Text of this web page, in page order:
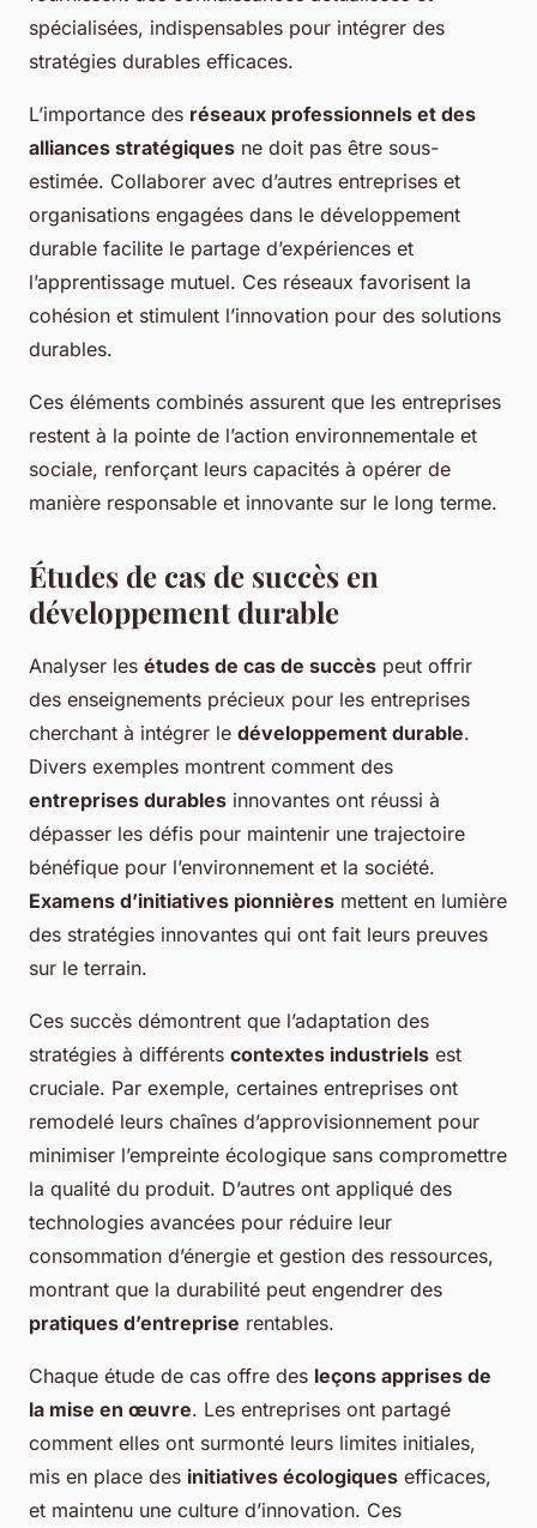
spécialisées, indispensables pour intégrer des
stratégies durables efficaces.
L’importance des réseaux professionnels et des
alliances stratégiques ne doit pas être sous-
estimée. Collaborer avec d’autres entreprises et
organisations engagées dans le développement
durable facilite le partage d’expériences et
l’apprentissage mutuel. Ces réseaux favorisent la
cohésion et stimulent l’innovation pour des solutions
durables.
Ces éléments combinés assurent que les entreprises
restent à la pointe de l’action environnementale et
sociale, renforçant leurs capacités à opérer de
manière responsable et innovante sur le long terme.
Études de cas de succès en
développement durable
Analyser les études de cas de succès peut offrir
des enseignements précieux pour les entreprises
cherchant à intégrer le développement durable.
Divers exemples montrent comment des
entreprises durables innovantes ont réussi à
dépasser les défis pour maintenir une trajectoire
bénéfique pour l’environnement et la société.
Examens d’initiatives pionnières mettent en lumière
des stratégies innovantes qui ont fait leurs preuves
sur le terrain.
Ces succès démontrent que l’adaptation des
stratégies à différents contextes industriels est
cruciale. Par exemple, certaines entreprises ont
remodelé leurs chaînes d’approvisionnement pour
minimiser l’empreinte écologique sans compromettre
la qualité du produit. D’autres ont appliqué des
technologies avancées pour réduire leur
consommation d’énergie et gestion des ressources,
montrant que la durabilité peut engendrer des
pratiques d’entreprise rentables.
Chaque étude de cas offre des leçons apprises de
la mise en œuvre. Les entreprises ont partagé
comment elles ont surmonté leurs limites initiales,
mis en place des initiatives écologiques efficaces,
et maintenu une culture d’innovation. Ces